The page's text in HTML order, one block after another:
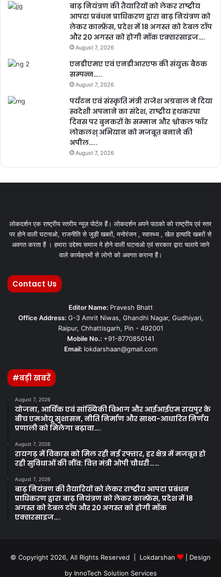
बाढ़ नियंत्रण की तैयारियों को लेकर राष्ट्रीय
आपदा प्रबंधन प्राधिकरण द्वारा बाढ़ नियंत्रण को
लेकर कान्फ्रेंस, प्रदेश में 18 अगस्त को टेबल टॉप
और 20 अगस्त को होगी मॉक एक्सरसाइज….
August 7, 2026
एनडीएमए एवं एनडीआरएफ की संयुक्त बैठक
सम्पन्न…..
August 7, 2026
पर्यटन एवं संस्कृति मंत्री राजेश अग्रवाल ने दिया
स्वदेशी अपनाने का संदेश, राष्ट्रीय हथकरघा
दिवस पर बुनकरों के सम्मान और श्वोकल फॉर
लोकलश् अभियान को मजबूत बनाने की
अपील…..
August 7, 2026
लोकदर्शन एक राष्ट्रीय स्तरीय न्यूज़ पोर्टल हैं। लोकदर्शन अपने पाठको को राष्ट्रीय एवं स्तर
पर होने वाली घटनाओ, राजनीति से जुड़ी खबरों, मनोरंजन , स्वास्थ्य , खेल इत्यादि खबरों से
अवगत करता हैं । हमारा उद्देश्य समाज मे होने वाली घटनाओ एवं सरकार द्वारा चलाये जाने
वाले कार्यक्रमों से लोगो को अवगत कराना हैं।
Contact Us
Editor Name: Pravesh Bhatt
Office Address: G-3 Amrit Niwas, Ghandhi Nagar, Gudhiyari,
Raipur, Chhattisgarh, Pin - 492001
Mobile No.: +91-8770850141
Email: lokdarshaan@gmail.com
#बड़ी खबरें
August 7, 2026
योजना, आर्थिक एवं सांख्यिकी विभाग और आईआईएम रायपुर के
बीच एमओयू सुशासन, नीति निर्माण और साक्ष्य-आधारित निर्णय
प्रणाली को मिलेगा बढ़ावा….
August 7, 2026
रायगढ़ में विकास को मिल रही नई रफ्तार, हर क्षेत्र में मजबूत हो
रही सुविधाओं की नींव: वित्त मंत्री ओपी चौधरी……
August 7, 2026
बाढ़ नियंत्रण की तैयारियों को लेकर राष्ट्रीय आपदा प्रबंधन
प्राधिकरण द्वारा बाढ़ नियंत्रण को लेकर कान्फ्रेंस, प्रदेश में 18
अगस्त को टेबल टॉप और 20 अगस्त को होगी मॉक
एक्सरसाइज….
© Copyright 2026, All Rights Reserved | Lokdarshan
| Design
by InnoTech Solution Services